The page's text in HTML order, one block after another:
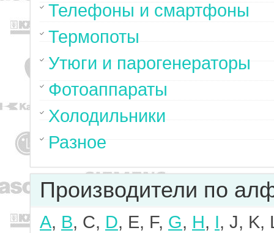
Телефоны и смартфоны
Термопоты
Утюги и парогенераторы
Фотоаппараты
Холодильники
Разное
Производители по
A, B, C, D, E, F, G, H, I, J, K,